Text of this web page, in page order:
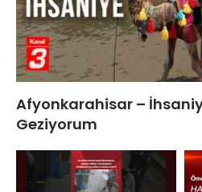
Afyonkarahisar –
Geziyorum